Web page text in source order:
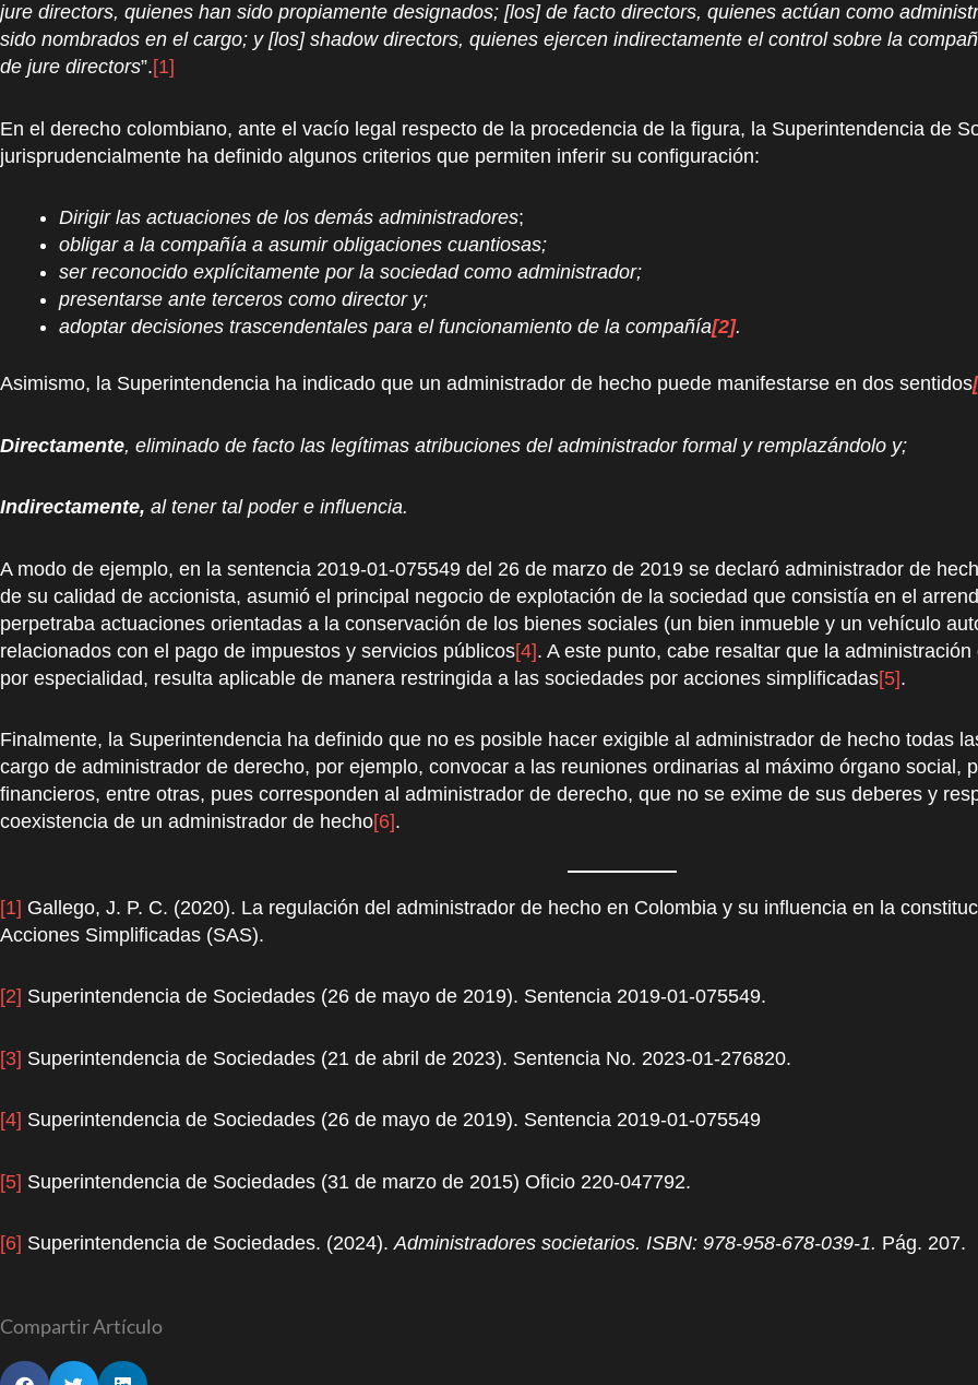
jure directors, quienes han sido propiamente designados; [los] de facto directors, quienes actúan como
sido nombrados en el cargo; y [los] shadow directors, quienes ejercen indirectamente el control sobre la
de jure directors”.[1]
En el derecho colombiano, ante el vacío legal respecto de la procedencia de la figura, la Superintendencia de
jurisprudencialmente ha definido algunos criterios que permiten inferir su configuración:
Dirigir las actuaciones de los demás administradores;
obligar a la compañía a asumir obligaciones cuantiosas;
ser reconocido explícitamente por la sociedad como administrador;
presentarse ante terceros como director y;
adoptar decisiones trascendentales para el funcionamiento de la compañía[2].
Asimismo, la Superintendencia ha indicado que un administrador de hecho puede manifestarse en dos sentidos
Directamente, eliminado de facto las legítimas atribuciones del administrador formal y remplazándolo y;
Indirectamente, al tener tal poder e influencia.
A modo de ejemplo, en la sentencia 2019-01-075549 del 26 de marzo de 2019 se declaró administrador de
de su calidad de accionista, asumió el principal negocio de explotación de la sociedad que consistía en el
perpetraba actuaciones orientadas a la conservación de los bienes sociales (un bien inmueble y un vehículo
relacionados con el pago de impuestos y servicios públicos[4]. A este punto, cabe resaltar que la
por especialidad, resulta aplicable de manera restringida a las sociedades por acciones simplificadas[5].
Finalmente, la Superintendencia ha definido que no es posible hacer exigible al administrador de hecho todas
cargo de administrador de derecho, por ejemplo, convocar a las reuniones ordinarias al máximo órgano social,
financieros, entre otras, pues corresponden al administrador de derecho, que no se exime de sus deberes y
coexistencia de un administrador de hecho[6].
[1] Gallego, J. P. C. (2020). La regulación del administrador de hecho en Colombia y su influencia en la
Acciones Simplificadas (SAS).
[2] Superintendencia de Sociedades (26 de mayo de 2019). Sentencia 2019-01-075549.
[3] Superintendencia de Sociedades (21 de abril de 2023). Sentencia No. 2023-01-276820.
[4] Superintendencia de Sociedades (26 de mayo de 2019). Sentencia 2019-01-075549
[5] Superintendencia de Sociedades (31 de marzo de 2015) Oficio 220-047792.
[6] Superintendencia de Sociedades. (2024).Administradores societarios. ISBN: 978-958-678-039-1. Pág. 207.
Compartir Artículo